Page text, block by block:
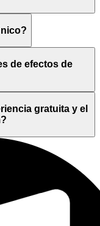
de efectos de
gratuita y el